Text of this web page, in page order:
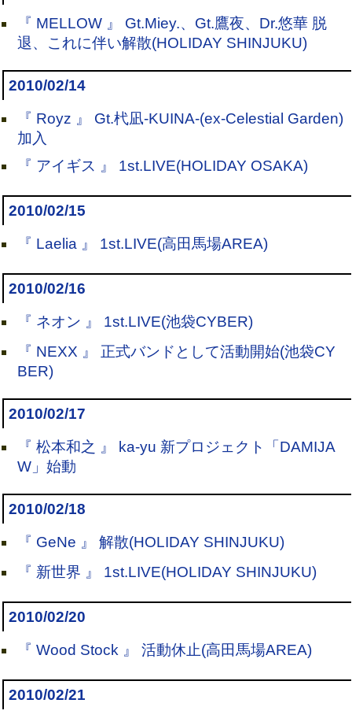
『 MELLOW 』 Gt.Miey.、Gt.鷹夜、Dr.悠華 脱
退、これに伴い解散(HOLIDAY SHINJUKU)
2010/02/14
『 Royz 』 Gt.杙凪-KUINA-(ex-Celestial Garden)
加入
『 アイギス 』 1st.LIVE(HOLIDAY OSAKA)
2010/02/15
『 Laelia 』 1st.LIVE(高田馬場AREA)
2010/02/16
『 ネオン 』 1st.LIVE(池袋CYBER)
『 NEXX 』 正式バンドとして活動開始(池袋CY
BER)
2010/02/17
『 松本和之 』 ka-yu 新プロジェクト「DAMIJA
W」始動
2010/02/18
『 GeNe 』 解散(HOLIDAY SHINJUKU)
『 新世界 』 1st.LIVE(HOLIDAY SHINJUKU)
2010/02/20
『 Wood Stock 』 活動休止(高田馬場AREA)
2010/02/21